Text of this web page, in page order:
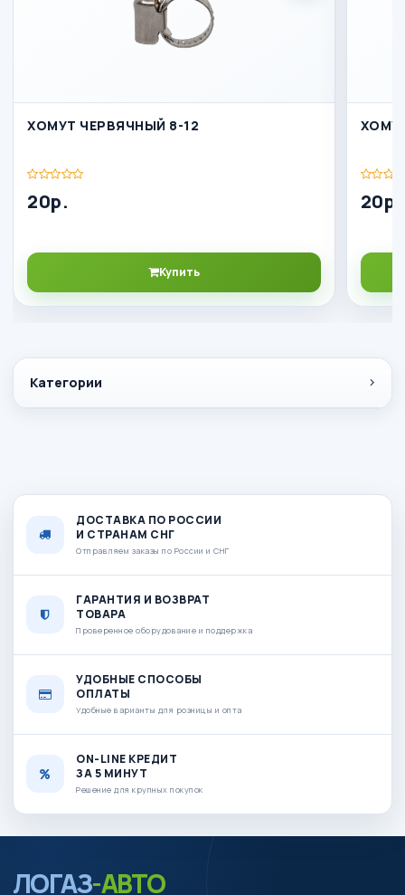
Категории
ХОМУТ ЧЕРВЯЧНЫЙ 8-12
20р.
Купить
20р.
ДОСТАВКА ПО РОССИИ
И СТРАНАМ СНГ
Отправляем заказы по России и СНГ
ГАРАНТИЯ И ВОЗВРАТ
ТОВАРА
Проверенное оборудование и поддержка
УДОБНЫЕ СПОСОБЫ
ОПЛАТЫ
Удобные варианты для розницы и опта
ON-LINE КРЕДИТ
ЗА 5 МИНУТ
Решение для крупных покупок
ЛОГАЗ-АВТО